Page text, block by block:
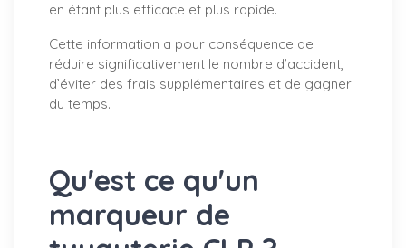
en étant plus efficace et plus rapide.
Cette information a pour conséquence de
réduire significativement le nombre d’accident,
d’éviter des frais supplémentaires et de gagner
du temps.
Qu'est ce qu'un
marqueur de